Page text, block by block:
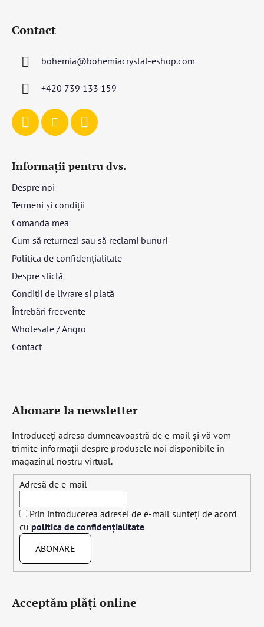
Contact
bohemia@bohemiacrystal-eshop.com
+420 739 133 159
Informații pentru dvs.
Despre noi
Termeni și condiții
Comanda mea
Cum să returnezi sau să reclami bunuri
Politica de confidențialitate
Despre sticlă
Condiții de livrare și plată
Întrebări frecvente
Wholesale / Angro
Contact
Abonare la newsletter
Introduceţi adresa dumneavoastră de e-mail şi vă vom
trimite informaţii despre produsele noi disponibile în
magazinul nostru virtual.
Adresă de e-mail
Prin introducerea adresei de e-mail sunteți de acord
cu politica de confidențialitate
ABONARE
Acceptăm plăţi online